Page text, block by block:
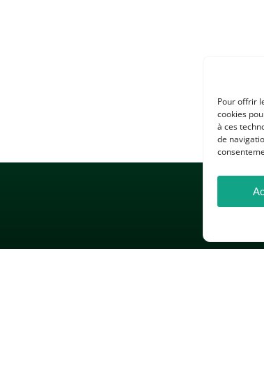
Pour offrir
cookies
à ces
de